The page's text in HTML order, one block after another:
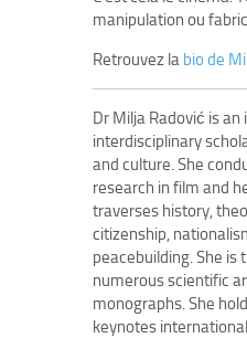
manipulation ou
Retrouvez la bio de
Dr Milja Radović is
interdisciplinary
and culture. She
research in film and
traverses history,
citizenship,
peacebuilding. She is
numerous scientific
monographs. She
keynotes